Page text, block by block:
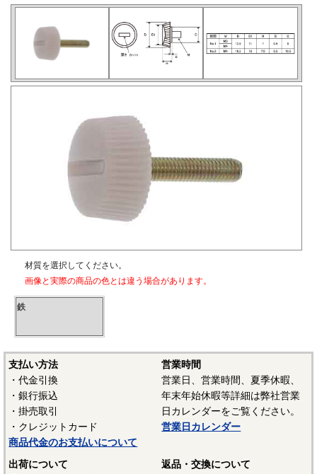
材質を選択してください。
画像と実際の商品の色とは違う場合があります。
鉄
支払い方法
・代金引換
・銀行振込
・掛売取引
・クレジットカード
商品代金のお支払いについて
営業時間
営業日、営業時間、夏季休暇、
年末年始休暇等詳細は弊社営業
日カレンダーをご覧ください。
営業日カレンダー
出荷について
返品・交換について